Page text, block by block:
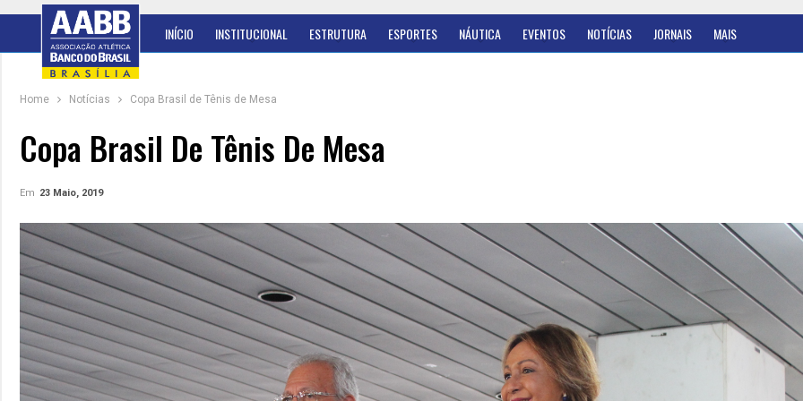
INÍCIO INSTITUCIONAL ESTRUTURA ESPORTES NÁUTICA EVENTOS NOTÍCIAS JORNAIS MAIS
Home Notícias Copa Brasil de Tênis de Mesa
Copa Brasil De Tênis De Mesa
Em 23 Maio, 2019